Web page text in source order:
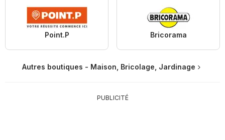
Point.P Bricorama
Autres boutiques - Maison, Bricolage, Jardinage
PUBLICITÉ